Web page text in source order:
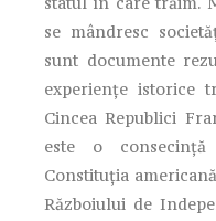
se mândresc
sunt documente
experienţe istorice
Cincea Republici
este o
Constituţia
Războiului de